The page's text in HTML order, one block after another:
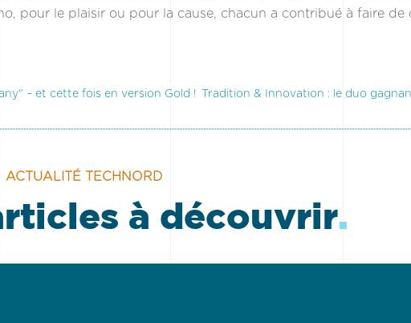
pour le plaisir ou pour la cause, chacun a contribué à faire de
– et cette fois en version Gold ! Tradition & Innovation : le duo
ACTUALITÉ TECHNORD
à découvrir.